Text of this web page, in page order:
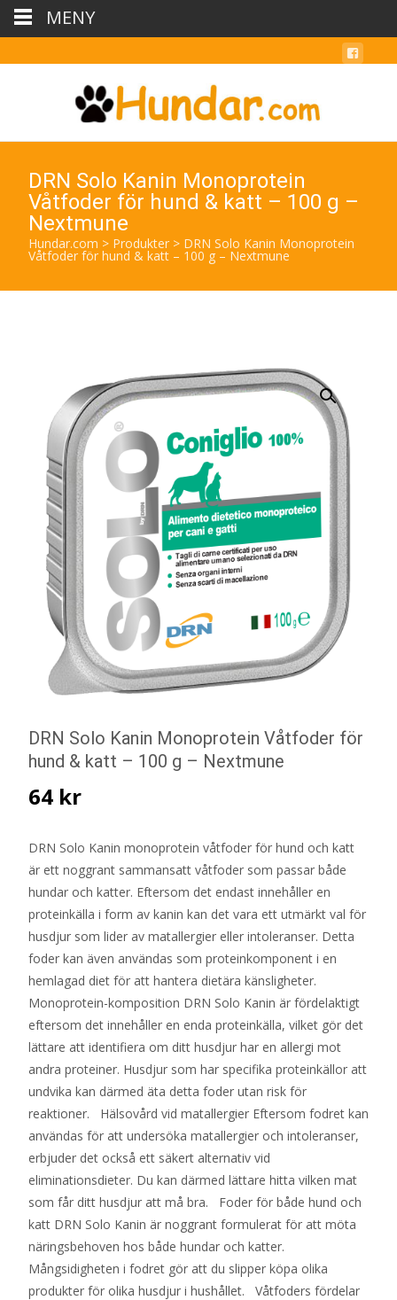
DRN Solo Kanin Monoprotein
Våtfoder för hund & katt – 100 g –
Nextmune
Hundar.com > Produkter > DRN Solo Kanin Monoprotein
Våtfoder för hund & katt – 100 g – Nextmune
DRN Solo Kanin Monoprotein Våtfoder för
hund & katt – 100 g – Nextmune
64 kr
DRN Solo Kanin monoprotein våtfoder för hund och katt
är ett noggrant sammansatt våtfoder som passar både
hundar och katter. Eftersom det endast innehåller en
proteinkälla i form av kanin kan det vara ett utmärkt val för
husdjur som lider av matallergier eller intoleranser. Detta
foder kan även användas som proteinkomponent i en
hemlagad diet för att hantera dietära känsligheter.
Monoprotein-komposition DRN Solo Kanin är fördelaktigt
eftersom det innehåller en enda proteinkälla, vilket gör det
lättare att identifiera om ditt husdjur har en allergi mot
andra proteiner. Husdjur som har specifika proteinkällor att
undvika kan därmed äta detta foder utan risk för
reaktioner. Hälsovård vid matallergier Eftersom fodret kan
användas för att undersöka matallergier och intoleranser,
erbjuder det också ett säkert alternativ vid
eliminationsdieter. Du kan därmed lättare hitta vilken mat
som får ditt husdjur att må bra. Foder för både hund och
katt DRN Solo Kanin är noggrant formulerat för att möta
näringsbehoven hos både hundar och katter.
Mångsidigheten i fodret gör att du slipper köpa olika
produkter för olika husdjur i hushållet. Våtfoders fördelar
MENY